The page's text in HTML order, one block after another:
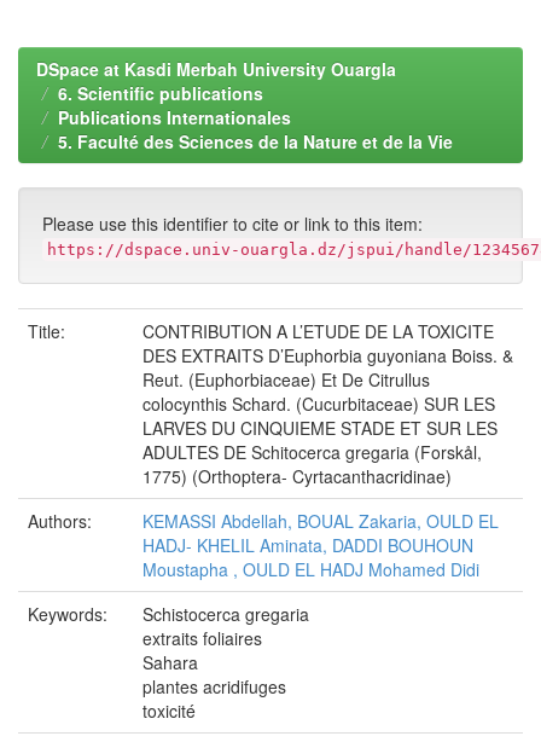
DSpace at Kasdi Merbah University Ouargla
6. Scientific publications
Publications Internationales
5. Faculté des Sciences de la Nature et de la Vie
Please use this identifier to cite or link to this item:
https://dspace.univ-ouargla.dz/jspui/handle/
Title:
CONTRIBUTION A L’ETUDE DE LA TOXICITE
DES EXTRAITS D’Euphorbia guyoniana Boiss. &
Reut. (Euphorbiaceae) Et De Citrullus
colocynthis Schard. (Cucurbitaceae) SUR LES
LARVES DU CINQUIEME STADE ET SUR LES
ADULTES DE Schitocerca gregaria (Forskål,
1775) (Orthoptera- Cyrtacanthacridinae)
Authors:
KEMASSI Abdellah, BOUAL Zakaria, OULD EL
HADJ- KHELIL Aminata, DADDI BOUHOUN
Moustapha , OULD EL HADJ Mohamed Didi
Keywords:
Schistocerca gregaria
extraits foliaires
Sahara
plantes acridifuges
toxicité